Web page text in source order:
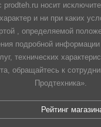
prodteh.ru носит
и ни при каких
, определяемой
подробной информации
технических
обращайтесь к
Продтехника».
Рейтинг